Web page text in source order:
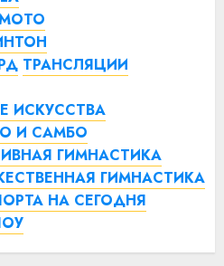
ТРАНСЛЯЦИИ
ИСКУССТВА
И САМБО
ГИМНАСТИКА
ГИМНАСТИКА
НА СЕГОДНЯ